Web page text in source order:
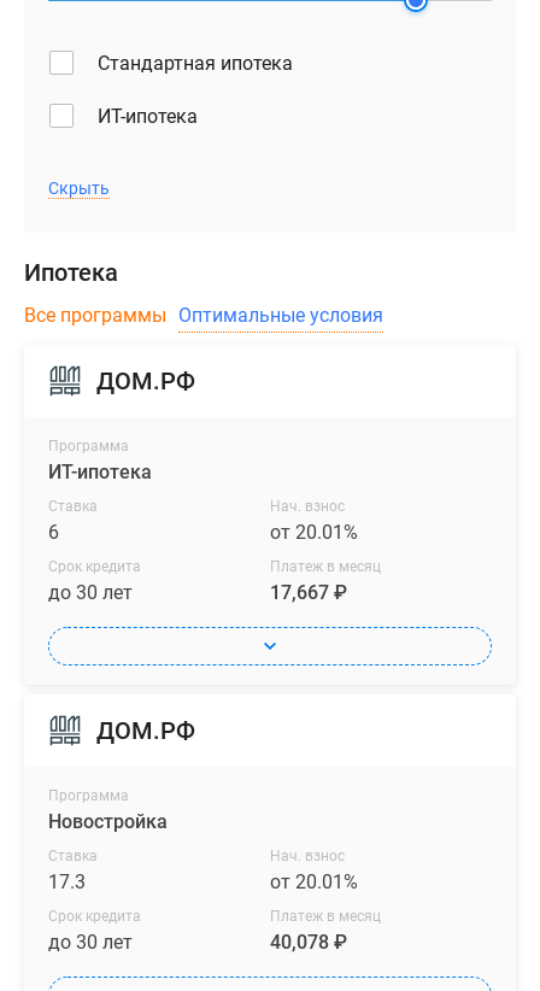
Стандартная ипотека
ИТ-ипотека
Скрыть
Ипотека
Все программы Оптимальные условия
ДОМ.РФ
Программа
ИТ-ипотека
Ставка
6
Нач. взнос
от 20.01%
Срок кредита
до 30 лет
Платеж в месяц
17,667 ₽
ДОМ.РФ
Программа
Новостройка
Ставка
17.3
Нач. взнос
от 20.01%
Срок кредита
до 30 лет
Платеж в месяц
40,078 ₽